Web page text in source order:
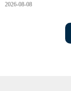
2026-08-08